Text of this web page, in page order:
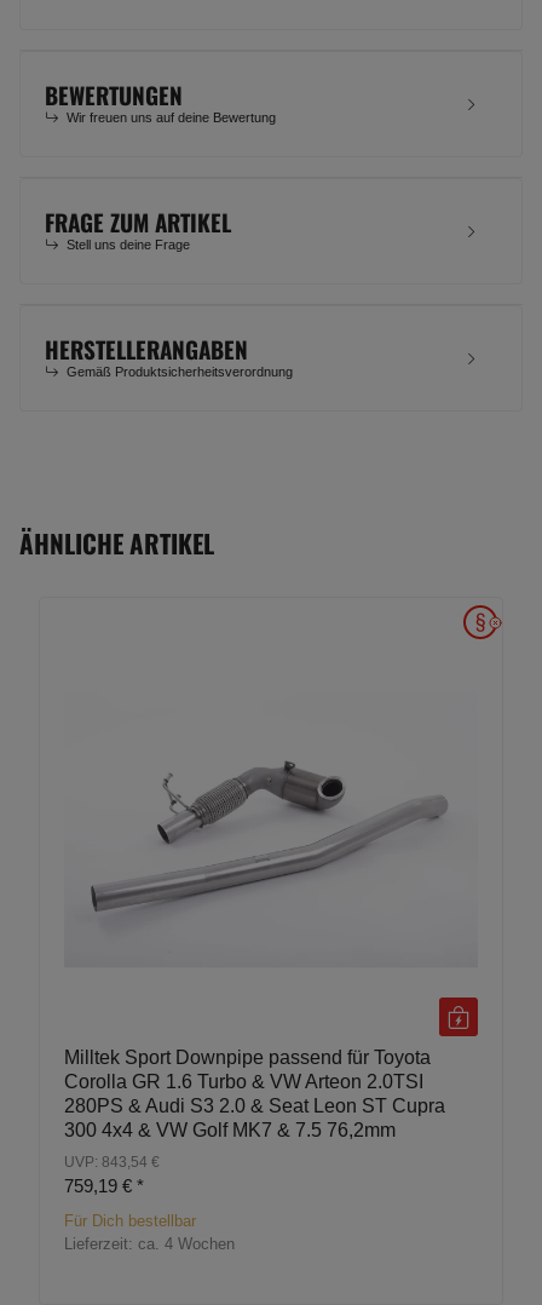
BEWERTUNGEN
Wir freuen uns auf deine Bewertung
FRAGE ZUM ARTIKEL
Stell uns deine Frage
HERSTELLERANGABEN
Gemäß Produktsicherheitsverordnung
ÄHNLICHE ARTIKEL
Milltek Sport Downpipe passend für Toyota
Corolla GR 1.6 Turbo & VW Arteon 2.0TSI
280PS & Audi S3 2.0 & Seat Leon ST Cupra
300 4x4 & VW Golf MK7 & 7.5 76,2mm
UVP: 843,54 €
759,19 € *
Für Dich bestellbar
Lieferzeit: ca. 4 Wochen